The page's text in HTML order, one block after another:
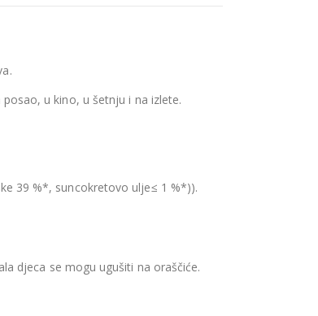
u kino, u šetnju i na izlete.
39 %*, suncokretovo ulje≤ 1 %*)).
djeca se mogu ugušiti na oraščiće.